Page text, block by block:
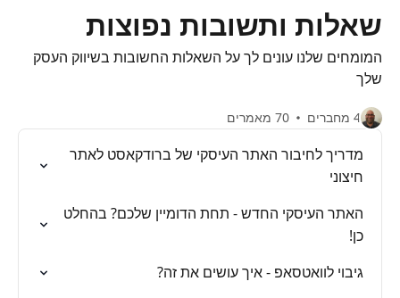
שאלות ותשובות נפוצות
המומחים שלנו עונים לך על השאלות החשובות בשיווק העסק
שלך
4 מחברים 70 מאמרים
מדריך לחיבור האתר העיסקי של ברודקאסט לאתר
חיצוני
האתר העיסקי החדש - תחת הדומיין שלכם? בהחלט
כן!
גיבוי לוואטסאפ - איך עושים את זה?